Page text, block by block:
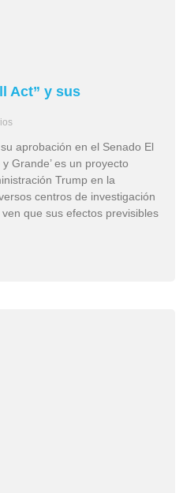
Act” y sus
aprobación en el Senado El
Grande’ es un proyecto
Trump en la
centros de investigación
que sus efectos previsibles